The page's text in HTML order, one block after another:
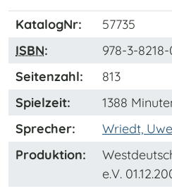
KatalogNr:
57735
ISBN:
978-3-
Seitenzahl:
813
Spielzeit:
1388
Sprecher:
Wriedt, Uwe
Produktion:
e.V.